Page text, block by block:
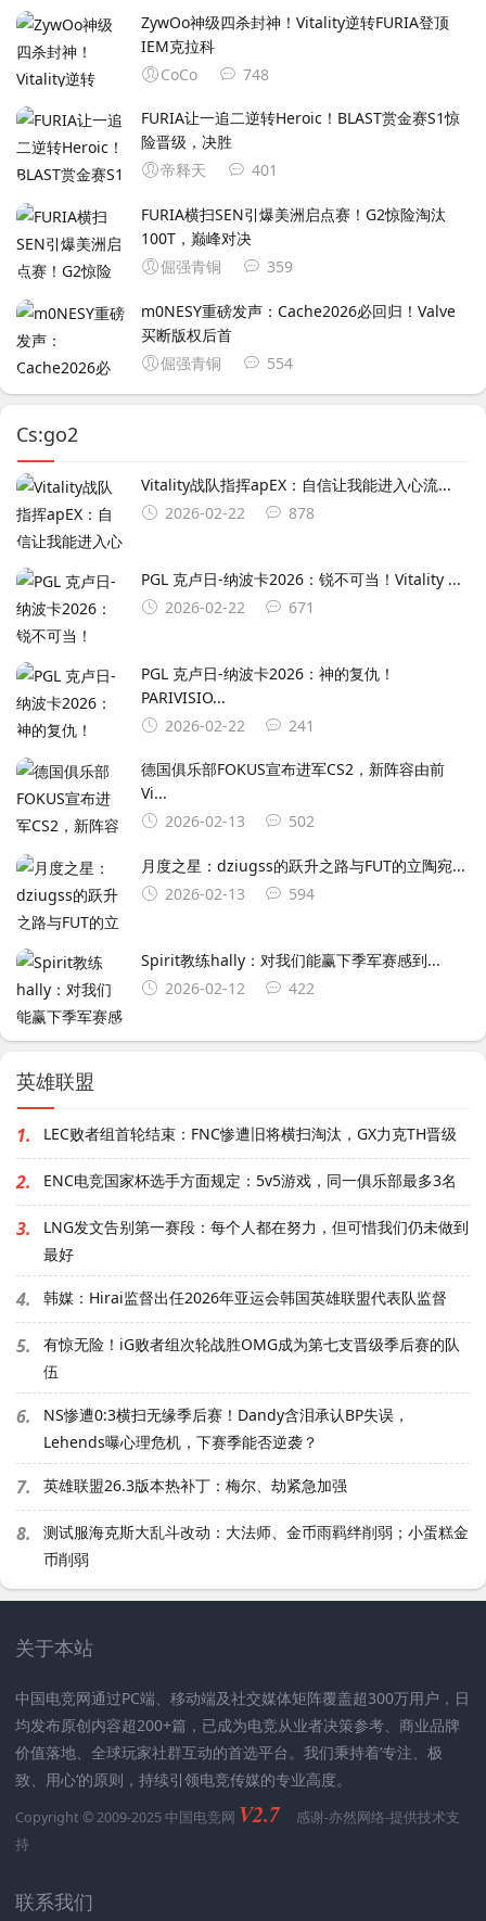
ZywOo神级四杀封神！Vitality逆转FURIA登顶
IEM克拉科
CoCo
748
FURIA让一追二逆转Heroic！BLAST赏金赛S1惊
险晋级，决胜
帝释天
401
FURIA横扫SEN引爆美洲启点赛！G2惊险淘汰
100T，巅峰对决
倔强青铜
359
‌m0NESY重磅发声：Cache2026必回归！Valve
买断版权后首
倔强青铜
554
Cs:go2
Vitality战队指挥apEX：自信让我能进入心流...
2026-02-22
878
PGL 克卢日-纳波卡2026：锐不可当！Vitality ...
2026-02-22
671
PGL 克卢日-纳波卡2026：神的复仇！
PARIVISIO...
2026-02-22
241
德国俱乐部FOKUS宣布进军CS2，新阵容由前
Vi...
2026-02-13
502
月度之星：dziugss的跃升之路与FUT的立陶宛...
2026-02-13
594
Spirit教练hally：对我们能赢下季军赛感到...
2026-02-12
422
英雄联盟
1. LEC败者组首轮结束：FNC惨遭旧将横扫淘汰，GX力克TH晋级
2. ENC电竞国家杯选手方面规定：5v5游戏，同一俱乐部最多3名
3.
LNG发文告别第一赛段：每个人都在努力，但可惜我们仍未做到
最好
4. 韩媒：Hirai监督出任2026年亚运会韩国英雄联盟代表队监督
5.
有惊无险！iG败者组次轮战胜OMG成为第七支晋级季后赛的队
伍
6.
NS惨遭0:3横扫无缘季后赛！Dandy含泪承认BP失误，
Lehends曝心理危机，下赛季能否逆袭？
7. 英雄联盟26.3版本热补丁：梅尔、劫紧急加强
8.
测试服海克斯大乱斗改动：大法师、金币雨羁绊削弱；小蛋糕金
币削弱
关于本站
中国电竞网通过PC端、移动端及社交媒体矩阵覆盖超300万用户，日
均发布原创内容超200+篇，已成为电竞从业者决策参考、商业品牌
价值落地、全球玩家社群互动的首选平台。我们秉持着’专注、极
致、用心‘的原则，持续引领电竞传媒的专业高度。
Copyright © 2009-2025 中国电竞网 V2.7 感谢-亦然网络-提供技术支
持
联系我们